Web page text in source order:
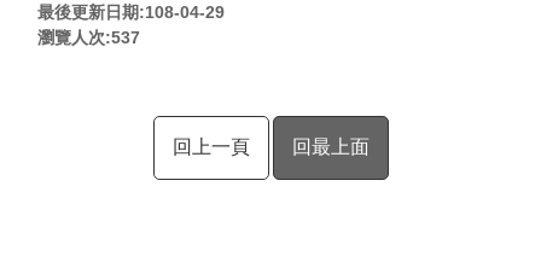
最後更新日期:108-04-29
瀏覽人次:537
回上一頁 回最上面